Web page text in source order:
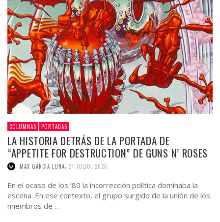
COLUMNAS PORTADAS
LA HISTORIA DETRÁS DE LA PORTADA DE
“APPETITE FOR DESTRUCTION” DE GUNS N’ ROSES
MAX GARCIA LUNA 21 JULIO, 2026
En el ocaso de los ’80 la incorrección política dominaba la
escena. En ese contexto, el grupo surgido de la unión de los
miembros de …